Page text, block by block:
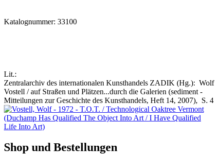
Katalognummer: 33100
Lit.:
Zentralarchiv des internationalen Kunsthandels ZADIK (Hg.): Wolf
Vostell / auf Straßen und Plätzen...durch die Galerien (sediment -
Mitteilungen zur Geschichte des Kunsthandels, Heft 14, 2007), S. 4
Shop und Bestellungen